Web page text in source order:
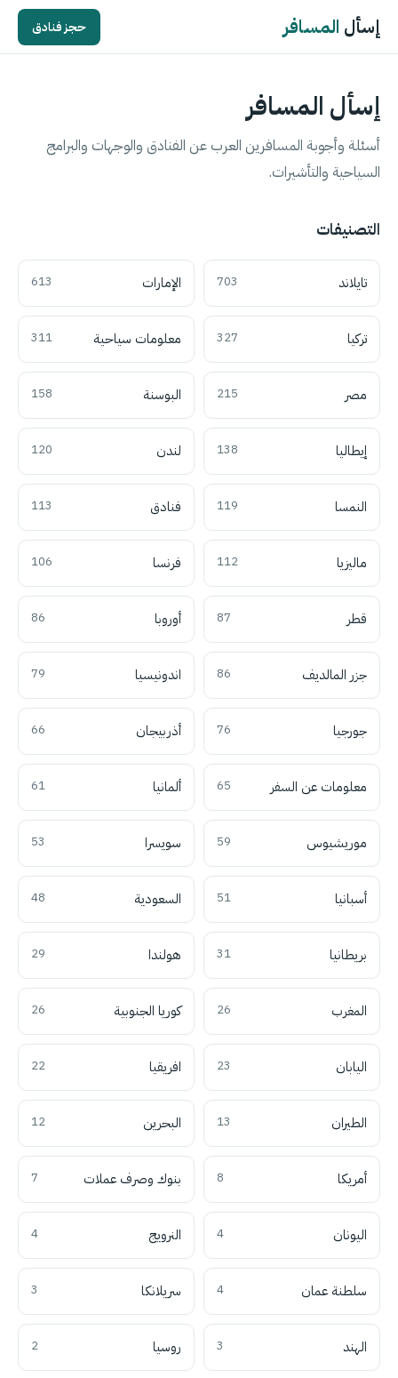
إسأل المسافر حجز فنادق
إسأل المسافر
أسئلة وأجوبة المسافرين العرب عن الفنادق والوجهات والبرامج
السياحية والتأشيرات.
التصنيفات
تايلاند 703 الإمارات 613
تركيا 327 معلومات سياحية 311
مصر 215 البوسنة 158
إيطاليا 138 لندن 120
النمسا 119 فنادق 113
ماليزيا 112 فرنسا 106
قطر 87 أوروبا 86
جزر المالديف 86 اندونيسيا 79
جورجيا 76 أذربيجان 66
معلومات عن السفر 65 ألمانيا 61
موريشيوس 59 سويسرا 53
أسبانيا 51 السعودية 48
بريطانيا 31 هولندا 29
المغرب 26 كوريا الجنوبية 26
اليابان 23 افريقيا 22
الطيران 13 البحرين 12
أمريكا 8 بنوك وصرف عملات 7
اليونان 4 النرويج 4
سلطنة عمان 4 سريلانكا 3
الهند 3 روسيا 2